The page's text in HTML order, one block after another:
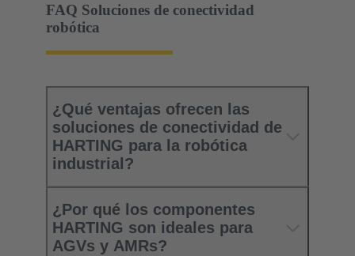
FAQ Soluciones de conectividad
robótica
¿Qué ventajas ofrecen las
soluciones de conectividad de
HARTING para la robótica
industrial?
¿Por qué los componentes
HARTING son ideales para
AGVs y AMRs?